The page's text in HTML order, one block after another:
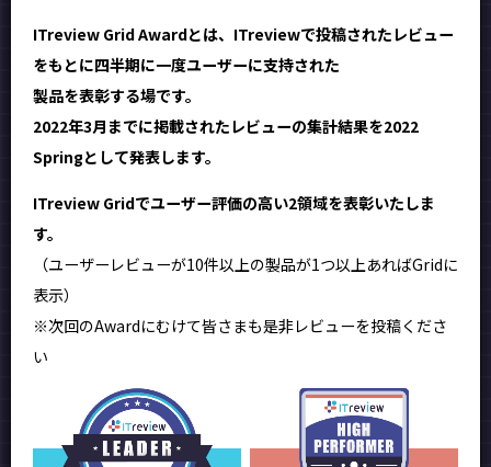
ITreview Grid Awardとは、ITreviewで投稿されたレビュー
をもとに四半期に一度ユーザーに支持された
製品を表彰する場です。
2022年3月までに掲載されたレビューの集計結果を2022
Springとして発表します。
ITreview Gridでユーザー評価の高い2領域を表彰いたしま
す。
（ユーザーレビューが10件以上の製品が1つ以上あればGridに
表示）
※次回のAwardにむけて皆さまも是非レビューを投稿くださ
い